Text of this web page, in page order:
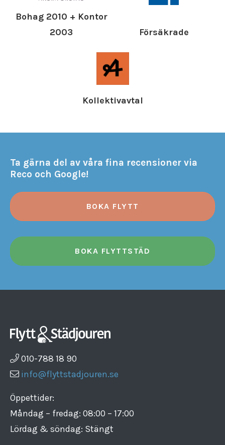
Bohag 2010 + Kontor
2003
Försäkrade
Kollektivavtal
Ta gärna del av våra fina recensioner via
Reco och Google!
BOKA FLYTT
BOKA FLYTTSTÄD
010-788 18 90
info@flyttstadjouren.se
Öppettider:
Måndag – fredag: 08:00 – 17:00
Lördag & söndag: Stängt